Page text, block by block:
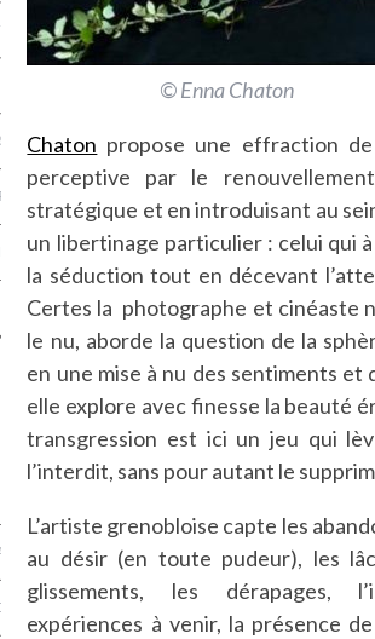
CARAVELLE
PODCAST
© Enna Chaton
Chaton propose une effraction
perceptive par le
stratégique et en introduisant au
un libertinage particulier : celui qui
la séduction tout en décevant
Certes la photographe et cinéaste
le nu, aborde la question de la
en une mise à nu des sentiments et
elle explore avec finesse la beauté
transgression est ici un jeu qui
l’interdit, sans pour autant le
L’artiste grenobloise capte les
au désir (en toute pudeur), les
glissements, les dérapages,
expériences à venir, la présence